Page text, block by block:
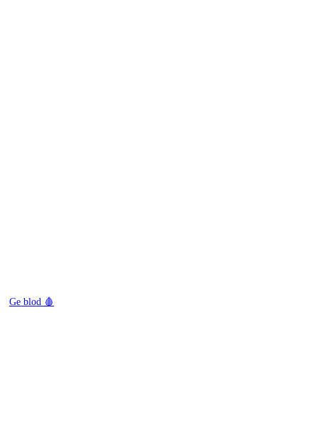
Ge blod 🩸